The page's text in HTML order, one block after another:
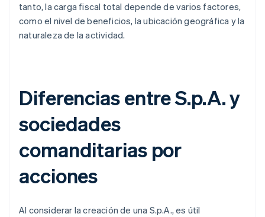
tanto, la carga fiscal total depende de varios factores,
como el nivel de beneficios, la ubicación geográfica y la
naturaleza de la actividad.
Diferencias entre S.p.A. y
sociedades
comanditarias por
acciones
Al considerar la creación de una S.p.A., es útil